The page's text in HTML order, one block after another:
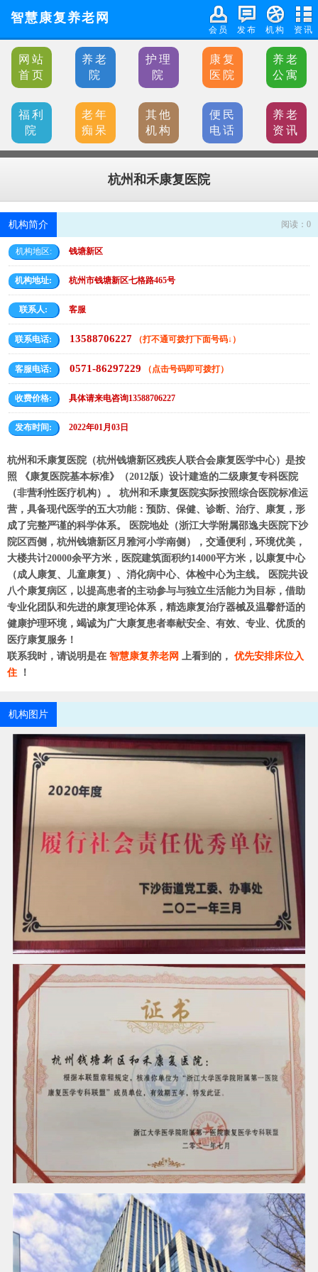
资讯
机构
发布
会员
智慧康复养老网
网站
首页
养老
院
护理
院
康复
医院
养老
公寓
福利
院
老年
痴呆
其他
机构
便民
电话
养老
资讯
杭州和禾康复医院
机构简介 阅读： 0
机构地区: 钱塘新区
机构地址: 杭州市钱塘新区七格路465号
联系人: 客服
联系电话: 13588706227 （打不通可拨打下面号码↓）
客服电话: 0571-86297229 （点击号码即可拨打）
收费价格: 具体请来电咨询13588706227
发布时间: 2022年01月03日
杭州和禾康复医院（杭州钱塘新区残疾人联合会康复医学中心）是按
照 《康复医院基本标准》（2012版）设计建造的二级康复专科医院
（非营利性医疗机构）。 杭州和禾康复医院实际按照综合医院标准运
营，具备现代医学的五大功能：预防、保健、诊断、治疗、康复，形
成了完整严谨的科学体系。 医院地处（浙江大学附属邵逸夫医院下沙
院区西侧，杭州钱塘新区月雅河小学南侧），交通便利，环境优美，
大楼共计20000余平方米，医院建筑面积约14000平方米，以康复中心
（成人康复、儿童康复）、消化病中心、体检中心为主线。 医院共设
八个康复病区，以提高患者的主动参与与独立生活能力为目标，借助
专业化团队和先进的康复理论体系，精选康复治疗器械及温馨舒适的
健康护理环境，竭诚为广大康复患者奉献安全、有效、专业、优质的
医疗康复服务！
联系我时，请说明是在 智慧康复养老网 上看到的， 优先安排床位入
住 ！
机构图片